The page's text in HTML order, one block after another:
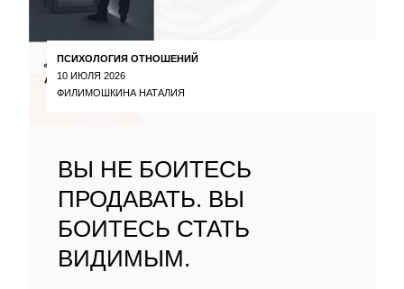
ПСИХОЛОГИЯ ОТНОШЕНИЙ
10 ИЮЛЯ 2026
ФИЛИМОШКИНА НАТАЛИЯ
ВЫ НЕ БОИТЕСЬ
ПРОДАВАТЬ. ВЫ
БОИТЕСЬ СТАТЬ
ВИДИМЫМ.